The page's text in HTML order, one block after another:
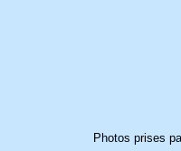
Photos prises